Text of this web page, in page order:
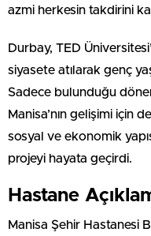
azmi herkesin takdirini
Durbay, TED
siyasete atılarak genç
Sadece bulunduğu
Manisa’nın gelişimi için
sosyal ve ekonomik
projeyi hayata geçirdi.
Hastane
Manisa Şehir Hastanesi